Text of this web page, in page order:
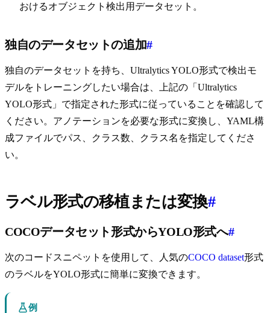
おけるオブジェクト検出用データセット。
独自のデータセットの追加#
独自のデータセットを持ち、Ultralytics YOLO形式で検出モ
デルをトレーニングしたい場合は、上記の「Ultralytics
YOLO形式」で指定された形式に従っていることを確認して
ください。アノテーションを必要な形式に変換し、YAML構
成ファイルでパス、クラス数、クラス名を指定してくださ
い。
ラベル形式の移植または変換#
COCOデータセット形式からYOLO形式へ#
次のコードスニペットを使用して、人気のCOCO dataset形式
のラベルをYOLO形式に簡単に変換できます。
例